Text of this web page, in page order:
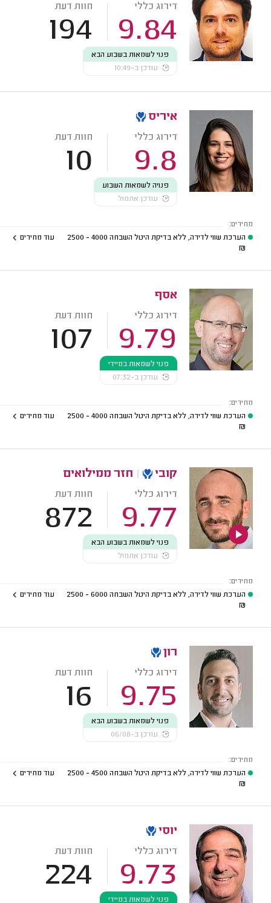
דירוג כללי
9.84
חוות דעת
194
פנוי לשמאות בשבוע הבא
עודכן ב-10:49
איריס
דירוג כללי
9.8
חוות דעת
10
פנויה לשמאות השבוע
עודכן אתמול
מחירים:
הערכת שווי לדירה, ללא בדיקת היטל השבחה 4000 - 2500
₪
עוד מחירים
אסף
דירוג כללי
9.79
חוות דעת
107
פנוי לשמאות במיידי
עודכן ב-07:32
מחירים:
הערכת שווי לדירה, ללא בדיקת היטל השבחה 4000 - 2500
₪
עוד מחירים
קובי חזר ממילואים
דירוג כללי
9.77
חוות דעת
872
פנוי לשמאות בשבוע הבא
עודכן אתמול
מחירים:
הערכת שווי לדירה, ללא בדיקת היטל השבחה 6000 - 2500
₪
עוד מחירים
רון
דירוג כללי
9.75
חוות דעת
16
פנוי לשמאות בשבוע הבא
עודכן ב-06/08
מחירים:
הערכת שווי לדירה, ללא בדיקת היטל השבחה 4500 - 2500
₪
עוד מחירים
יוסי
דירוג כללי
9.73
חוות דעת
224
פנוי לשמאות במיידי